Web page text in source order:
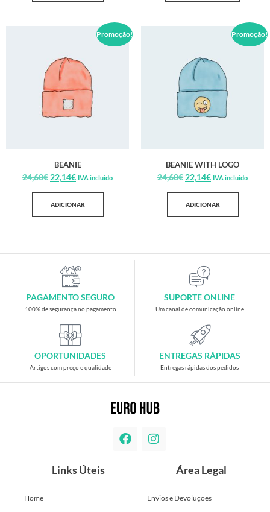
Promoção!
BEANIE
24,60€ 22,14€ IVA incluido
ADICIONAR
Promoção!
BEANIE WITH LOGO
24,60€ 22,14€ IVA incluido
ADICIONAR
PAGAMENTO SEGURO
100% de segurança no pagamento
SUPORTE ONLINE
Um canal de comunicação online
OPORTUNIDADES
Artigos com preço e qualidade
ENTREGAS RÁPIDAS
Entregas rápidas dos pedidos
Links Úteis
Home
Área Legal
Envios e Devoluções